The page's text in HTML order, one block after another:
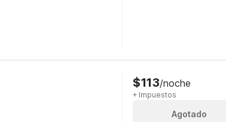
$113/noche
+ Impuestos
Agotado